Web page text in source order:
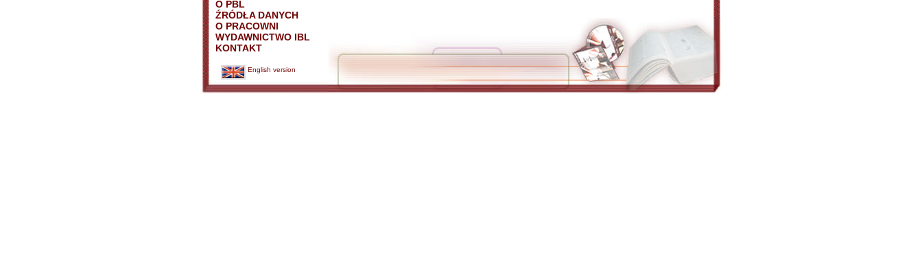
O PBL
ŹRÓDŁA DANYCH
O PRACOWNI
WYDAWNICTWO IBL
KONTAKT
English version